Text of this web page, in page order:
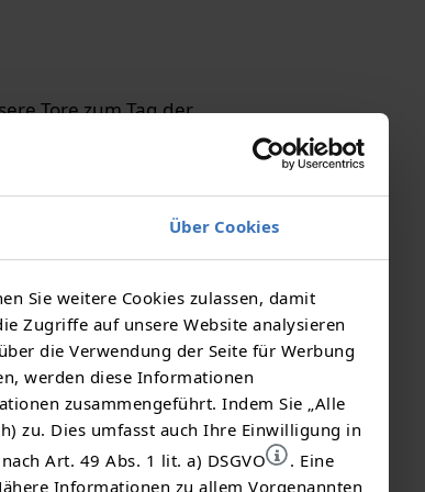
Über Cookies
Sie weitere Cookies zulassen, damit
Zugriffe auf unsere Website analysieren
die Verwendung der Seite für Werbung
werden diese Informationen
zusammengeführt. Indem Sie „Alle
zu. Dies umfasst auch Ihre Einwilligung in
Art. 49 Abs. 1 lit. a) DSGVO
. Eine
Informationen zu allem Vorgenannten
Tore zum Tag der
schauen. An
wir exklusive
Gruppe.
Führungen durch die
Experten angeboten.
Kinderprogramm
und Workshops zum